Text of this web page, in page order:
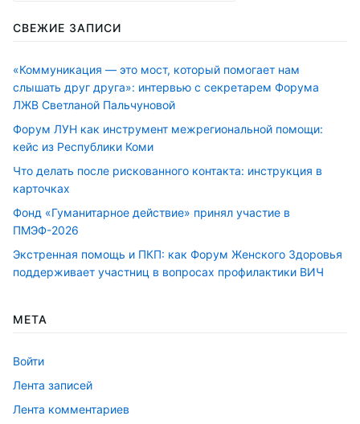
СВЕЖИЕ ЗАПИСИ
«Коммуникация — это мост, который помогает нам
слышать друг друга»: интервью с секретарем Форума
ЛЖВ Светланой Пальчуновой
Форум ЛУН как инструмент межрегиональной помощи:
кейс из Республики Коми
Что делать после рискованного контакта: инструкция в
карточках
Фонд «Гуманитарное действие» принял участие в
ПМЭФ-2026
Экстренная помощь и ПКП: как Форум Женского Здоровья
поддерживает участниц в вопросах профилактики ВИЧ
МЕТА
Войти
Лента записей
Лента комментариев